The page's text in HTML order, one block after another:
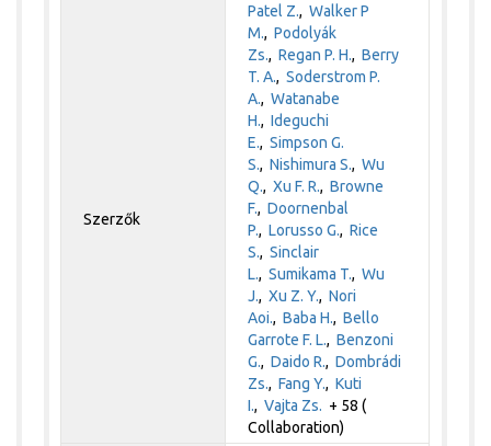
Szerzők
Patel Z.,Walker P
M.,Podolyák
Zs.,Regan P. H.,Berry
T. A.,Soderstrom P.
A.,Watanabe
H.,Ideguchi
E.,Simpson G.
S.,Nishimura S.,Wu
Q.,Xu F. R.,Browne
F.,Doornenbal
P.,Lorusso G.,Rice
S.,Sinclair
L.,Sumikama T.,Wu
J.,Xu Z. Y.,Nori
Aoi.,Baba H.,Bello
Garrote F. L.,Benzoni
G.,Daido R.,Dombrádi
Zs.,Fang Y.,Kuti
I.,Vajta Zs. + 58 (
Collaboration)